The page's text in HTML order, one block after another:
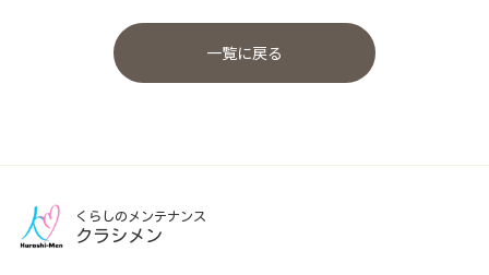
一覧に戻る
くらしのメンテナンス
クラシメン